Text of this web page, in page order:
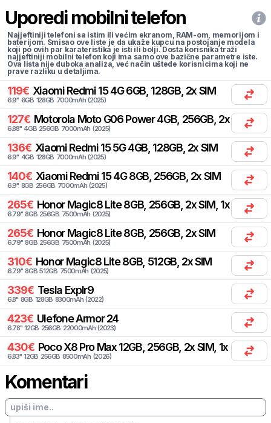
Uporedi mobilni telefon
Najjeftiniji telefoni sa istim ili većim ekranom, RAM-om, memorijom i
baterijom. Smisao ove liste je da ukaže kupcu na postojanje modela
koji po ovih par karateristika je isti ili bolji. Dosta korisnika traži
najjeftiniji mobilni telefon koji ima samo ove bazične parametre iste.
Ova lista nije duboka analiza, već način uštede korisnicima koji ne
prave razliku u detaljima.
119€ Xiaomi Redmi 15 4G 6GB, 128GB, 2x SIM
6.9" 6GB 128GB 7000mAh (2025)
127€ Motorola Moto G06 Power 4GB, 256GB, 2x SIM
6.88" 4GB 256GB 7000mAh (2025)
136€ Xiaomi Redmi 15 5G 4GB, 128GB, 2x SIM
6.9" 4GB 128GB 7000mAh (2025)
140€ Xiaomi Redmi 15 4G 8GB, 256GB, 2x SIM
6.9" 8GB 256GB 7000mAh (2025)
265€ Honor Magic8 Lite 8GB, 256GB, 2x SIM, 1x eSIM
6.79" 8GB 256GB 7500mAh (2025)
265€ Honor Magic8 Lite 8GB, 256GB, 2x SIM
6.79" 8GB 256GB 7500mAh (2025)
310€ Honor Magic8 Lite 8GB, 512GB, 2x SIM
6.79" 8GB 512GB 7500mAh (2025)
339€ Tesla Explr9
6.8" 8GB 128GB 8300mAh (2022)
423€ UlefoneArmor 24
6.78" 12GB 256GB 22000mAh (2023)
430€ Poco X8 Pro Max 12GB, 256GB, 2x SIM, 1x eSIM
6.83" 12GB 256GB 8500mAh (2026)
Komentari